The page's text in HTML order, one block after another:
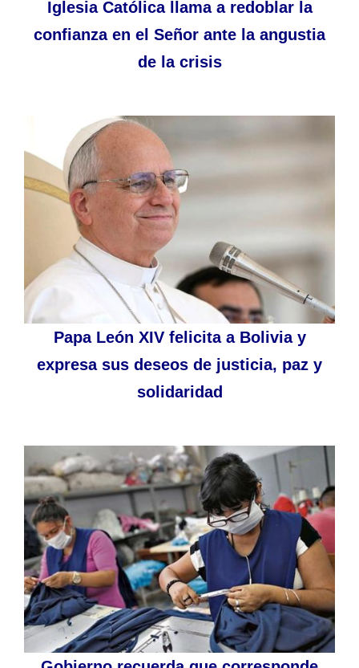
Iglesia Católica llama a redoblar la
confianza en el Señor ante la angustia
de la crisis
Papa León XIV felicita a Bolivia y
expresa sus deseos de justicia, paz y
solidaridad